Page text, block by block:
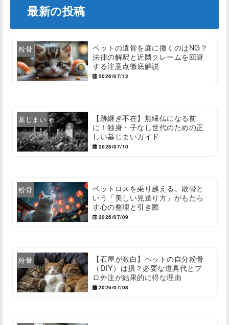
最新の投稿
粉骨
ペットの遺骨を庭に撒くのはNG？
法律の解釈と近隣クレームを回避
する注意点徹底解説
2026/07/12
墓じまい
【跡継ぎ不在】無縁仏になる前
に！独身・子なし世代のための正
しい墓じまいガイド
2026/07/10
粉骨
ペットロスを乗り越える。散骨と
いう「美しい見送り方」がもたら
す心の整理と引き際
2026/07/09
粉骨
【石屋が激白】ペットの自分粉骨
（DIY）は損？必要な道具代とプ
ロ外注が結果的に得な理由
2026/07/08